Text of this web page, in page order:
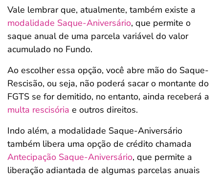
Vale lembrar que, atualmente, também existe a
modalidade Saque-Aniversário, que permite o
saque anual de uma parcela variável do valor
acumulado no Fundo.
Ao escolher essa opção, você abre mão do Saque-
Rescisão, ou seja, não poderá sacar o montante do
FGTS se for demitido, no entanto, ainda receberá a
multa rescisória e outros direitos.
Indo além, a modalidade Saque-Aniversário
também libera uma opção de crédito chamada
Antecipação Saque-Aniversário, que permite a
liberação adiantada de algumas parcelas anuais